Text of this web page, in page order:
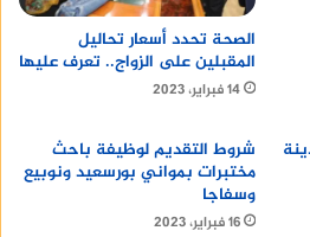
الصحة تحدد أسعار تحاليل
المقبلين على الزواج.. تعرف عليها
14 فبراير، 2023
شروط التقديم لوظيفة باحث
مختبرات بمواني بورسعيد ونوبيع
وسفاجا
16 فبراير، 2023